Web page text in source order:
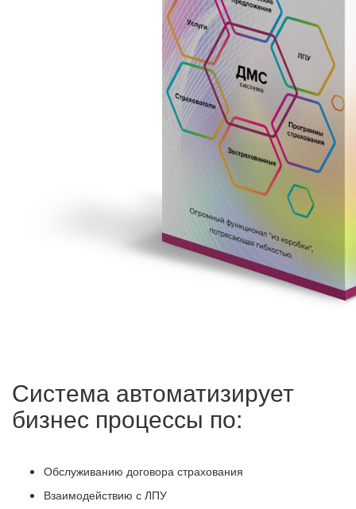
Система автоматизирует
бизнес процессы по:
Обслуживанию договора страхования
Взаимодействию с ЛПУ